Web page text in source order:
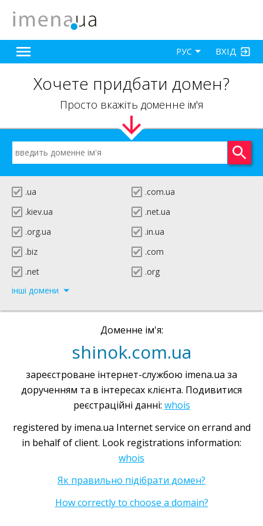
ВХІД
РУС
Хочете придбати домен?
Просто вкажіть доменне ім'я
.ua
.com.ua
.kiev.ua
.net.ua
.org.ua
.in.ua
.biz
.com
.net
.org
інші домени
Доменне ім'я:
shinok.com.ua
зареєстроване інтернет-службою imena.ua за
дорученням та в інтересах клієнта. Подивитися
реєстраційні данні: whois
registered by imena.ua Internet service on errand and
in behalf of client. Look registrations information:
whois
Як правильно підібрати домен?
How correctly to choose a domain?